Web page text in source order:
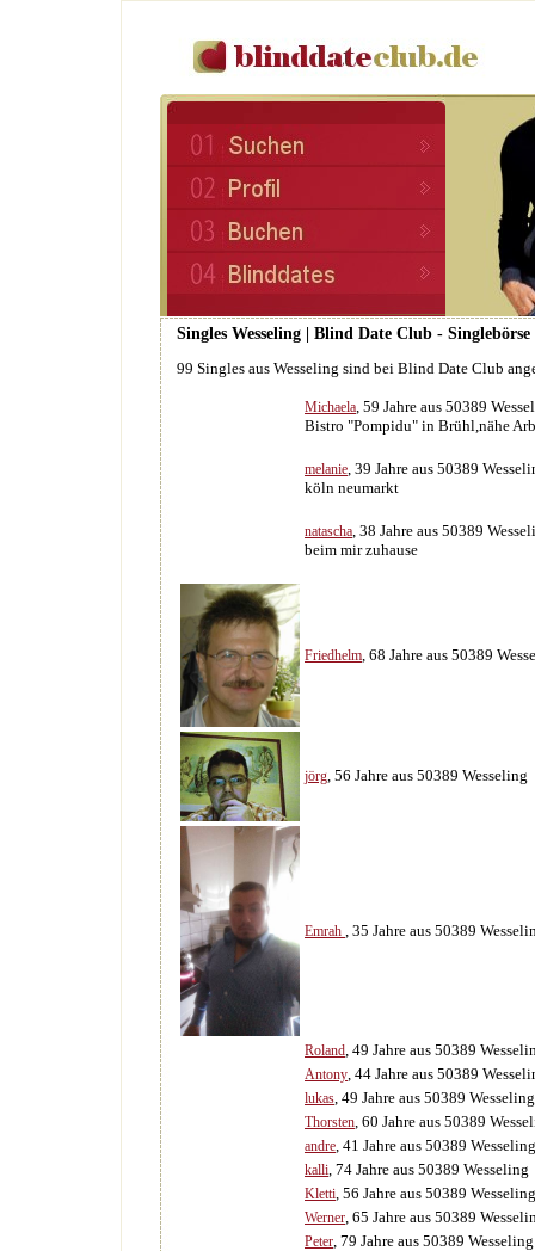
Singles Wesseling | Blind Date Club -
99 Singles aus Wesseling sind bei Blind Date Club
Michaela, 59 Jahre aus 50389
Bistro "Pompidu" in Brühl,nähe
melanie, 39 Jahre aus 50389
köln neumarkt
natascha, 38 Jahre aus 50389
beim mir zuhause
Friedhelm, 68 Jahre aus 50389
jörg, 56 Jahre aus 50389 Wesseling
Emrah , 35 Jahre aus 50389
Roland, 49 Jahre aus 50389
Antony, 44 Jahre aus 50389
lukas, 49 Jahre aus 50389 Wesseling
Thorsten, 60 Jahre aus 50389
andre, 41 Jahre aus 50389 Wesseling
kalli, 74 Jahre aus 50389 Wesseling
Kletti, 56 Jahre aus 50389 Wesseling
Werner, 65 Jahre aus 50389
Peter, 79 Jahre aus 50389 Wesseling